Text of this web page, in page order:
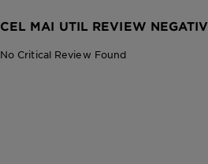
CEL MAI UTIL REVIEW NEGATIV
No Critical Review Found